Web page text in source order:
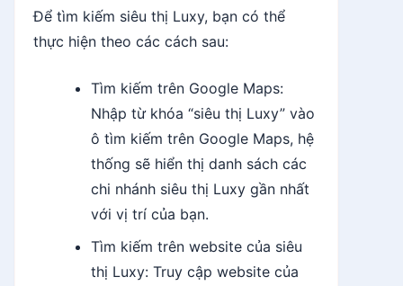
Để tìm kiếm siêu thị Luxy, bạn có thể
thực hiện theo các cách sau:
Tìm kiếm trên Google Maps:
Nhập từ khóa “siêu thị Luxy” vào
ô tìm kiếm trên Google Maps, hệ
thống sẽ hiển thị danh sách các
chi nhánh siêu thị Luxy gần nhất
với vị trí của bạn.
Tìm kiếm trên website của siêu
thị Luxy: Truy cập website của